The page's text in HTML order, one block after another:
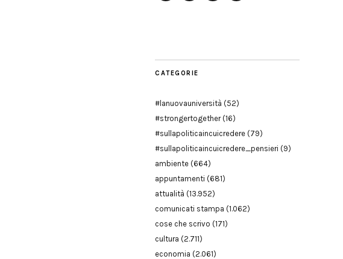
CATEGORIE
#lanuovauniversità (52)
#strongertogether(16)
#sullapoliticaincuicredere (79)
#sullapoliticaincuicredere_pensieri (9)
ambiente (664)
appuntamenti (681)
attualità (13.952)
comunicati stampa (1.062)
cose che scrivo (171)
cultura (2.711)
economia (2.061)